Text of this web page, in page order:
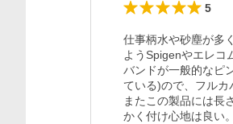
5
仕事柄水や砂塵が多
ようSpigenやエレコ
バンドが一般的なピ
ている)ので、フルカ
またこの製品には長
かく付け心地は良い